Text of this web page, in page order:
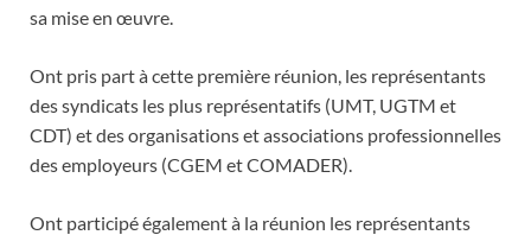
sa mise en œuvre.
Ont pris part à cette première réunion, les représentants
des syndicats les plus représentatifs (UMT, UGTM et
CDT) et des organisations et associations professionnelles
des employeurs (CGEM et COMADER).
Ont participé également à la réunion les représentants